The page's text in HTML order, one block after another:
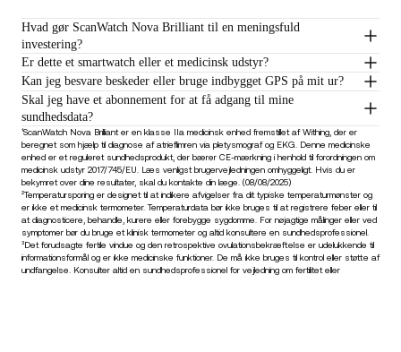
Hvad gør ScanWatch Nova Brilliant til en meningsfuld
investering?
Er dette et smartwatch eller et medicinsk udstyr?
Kan jeg besvare beskeder eller bruge indbygget GPS på mit ur?
Skal jeg have et abonnement for at få adgang til mine
sundhedsdata?
¹ScanWatch Nova Brilliant er en klasse IIa medicinsk enhed fremstillet af Withing, der er
beregnet som hjælp til diagnose af atrieflimren via pletysmograf og EKG. Denne medicinske
enhed er et reguleret sundhedsprodukt, der bærer CE-mærkning i henhold til forordningen om
medicinsk udstyr 2017/745/EU. Læs venligst brugervejledningen omhyggeligt. Hvis du er
bekymret over dine resultater, skal du kontakte din læge. (08/08/2025)
²Temperatursporing er designet til at indikere afvigelser fra dit typiske temperaturmønster og
er ikke et medicinsk termometer. Temperaturdata bør ikke bruges til at registrere feber eller til
at diagnosticere, behandle, kurere eller forebygge sygdomme. For nøjagtige målinger eller ved
symptomer bør du bruge et klinisk termometer og altid konsultere en sundhedsprofessionel.
³Det forudsagte fertile vindue og den retrospektive ovulationsbekræftelse er udelukkende til
informationsformål og er ikke medicinske funktioner. De må ikke bruges til kontrol eller støtte af
undfangelse. Konsulter altid en sundhedsprofessionel for vejledning om fertilitet eller